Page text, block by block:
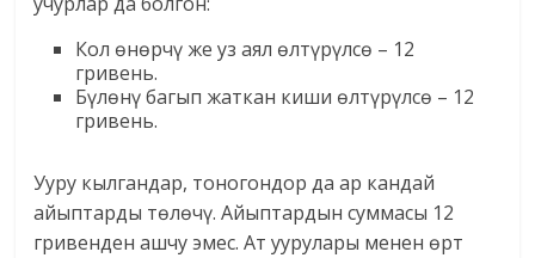
Кол өнөрчү же уз аял өлтүрүлсө – 12
гривень.
Бүлөнү багып жаткан киши өлтүрүлсө – 12
гривень.
Ууру кылгандар, тоногондор да ар кандай
айыптарды төлөчү. Айыптардын суммасы 12
гривенден ашчу эмес. Ат уурулары менен өрт